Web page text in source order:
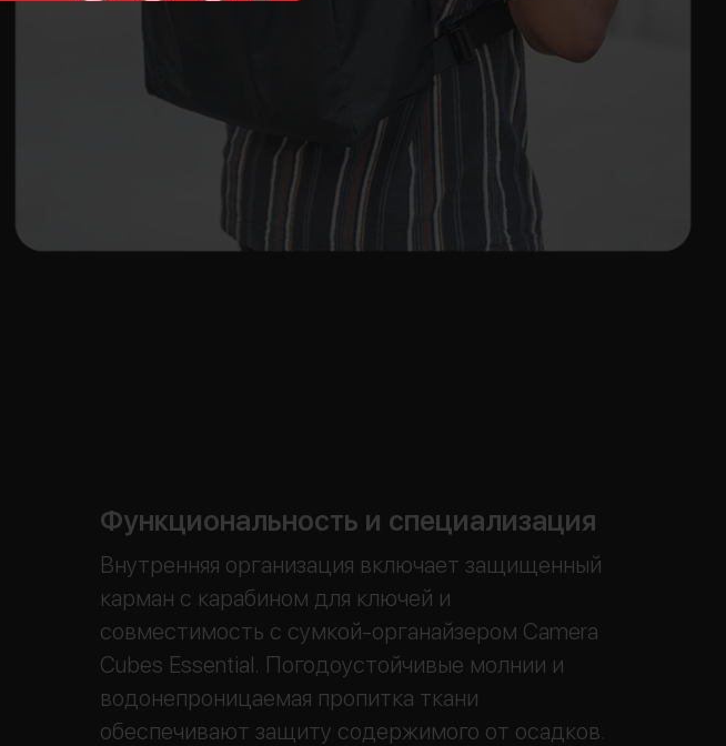
Функциональность и специализация
Внутренняя организация включает защищенный
карман с карабином для ключей и
совместимость с сумкой-органайзером Camera
Cubes Essential. Погодоустойчивые молнии и
водонепроницаемая пропитка ткани
обеспечивают защиту содержимого от осадков.